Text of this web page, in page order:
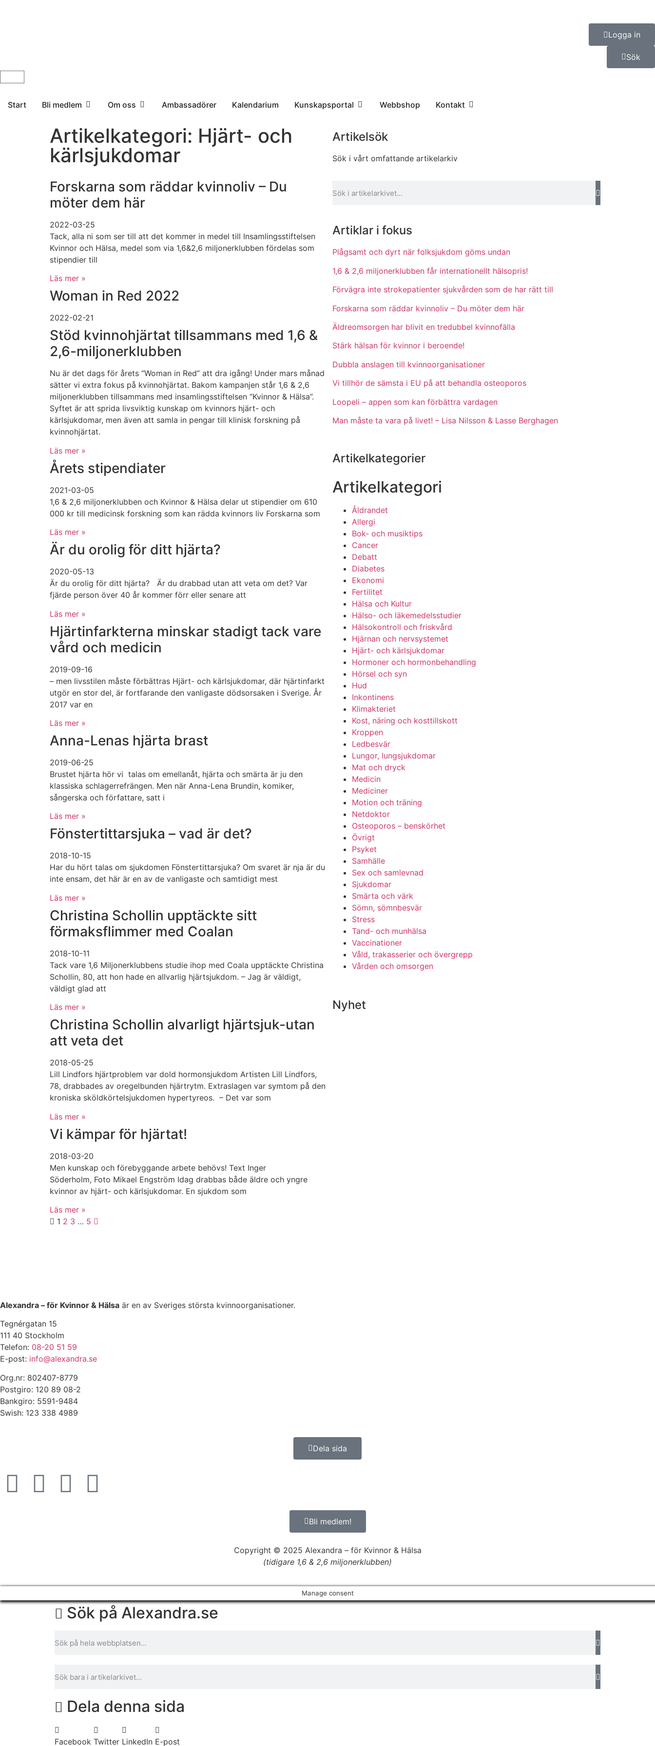
Logga in
Sök
Start Bli medlem Om oss Ambassadörer Kalendarium Kunskapsportal Webbshop Kontakt
Artikelkategori: Hjärt- och
kärlsjukdomar
Forskarna som räddar kvinnoliv – Du
möter dem här
2022-03-25
Tack, alla ni som ser till att det kommer in medel till Insamlingsstiftelsen
Kvinnor och Hälsa, medel som via 1,6&2,6 miljonerklubben fördelas som
stipendier till
Läs mer »
Woman in Red 2022
2022-02-21
Stöd kvinnohjärtat tillsammans med 1,6 &
2,6-miljonerklubben
Nu är det dags för årets “Woman in Red” att dra igång! Under mars månad
sätter vi extra fokus på kvinnohjärtat. Bakom kampanjen står 1,6 & 2,6
miljonerklubben tillsammans med insamlingsstiftelsen “Kvinnor & Hälsa”.
Syftet är att sprida livsviktig kunskap om kvinnors hjärt- och
kärlsjukdomar, men även att samla in pengar till klinisk forskning på
kvinnohjärtat.
Läs mer »
Årets stipendiater
2021-03-05
1,6 & 2,6 miljonerklubben och Kvinnor & Hälsa delar ut stipendier om 610
000 kr till medicinsk forskning som kan rädda kvinnors liv Forskarna som
Läs mer »
Är du orolig för ditt hjärta?
2020-05-13
Är du orolig för ditt hjärta? Är du drabbad utan att veta om det? Var
fjärde person över 40 år kommer förr eller senare att
Läs mer »
Hjärtinfarkterna minskar stadigt tack vare
vård och medicin
2019-09-16
– men livsstilen måste förbättras Hjärt- och kärlsjukdomar, där hjärtinfarkt
utgör en stor del, är fortfarande den vanligaste dödsorsaken i Sverige. År
2017 var en
Läs mer »
Anna-Lenas hjärta brast
2019-06-25
Brustet hjärta hör vi talas om emellanåt, hjärta och smärta är ju den
klassiska schlagerrefrängen. Men när Anna-Lena Brundin, komiker,
sångerska och författare, satt i
Läs mer »
Fönstertittarsjuka – vad är det?
2018-10-15
Har du hört talas om sjukdomen Fönstertittarsjuka? Om svaret är nja är du
inte ensam, det här är en av de vanligaste och samtidigt mest
Läs mer »
Christina Schollin upptäckte sitt
förmaksflimmer med Coalan
2018-10-11
Tack vare 1,6 Miljonerklubbens studie ihop med Coala upptäckte Christina
Schollin, 80, att hon hade en allvarlig hjärtsjukdom. – Jag är väldigt,
väldigt glad att
Läs mer »
Christina Schollin alvarligt hjärtsjuk-utan
att veta det
2018-05-25
Lill Lindfors hjärtproblem var dold hormonsjukdom Artisten Lill Lindfors,
78, drabbades av oregelbunden hjärtrytm. Extraslagen var symtom på den
kroniska sköldkörtelsjukdomen hypertyreos. – Det var som
Läs mer »
Vi kämpar för hjärtat!
2018-03-20
Men kunskap och förebyggande arbete behövs! Text Inger
Söderholm, Foto Mikael Engström Idag drabbas både äldre och yngre
kvinnor av hjärt- och kärlsjukdomar. En sjukdom som
Läs mer »
1 2 3 … 5
Artikelsök
Sök i vårt omfattande artikelarkiv
Artiklar i fokus
Plågsamt och dyrt när folksjukdom göms undan
1,6 & 2,6 miljonerklubben får internationellt hälsopris!
Förvägra inte strokepatienter sjukvården som de har rätt till
Forskarna som räddar kvinnoliv – Du möter dem här
Äldreomsorgen har blivit en tredubbel kvinnofälla
Stärk hälsan för kvinnor i beroende!
Dubbla anslagen till kvinnoorganisationer
Vi tillhör de sämsta i EU på att behandla osteoporos
Loopeli – appen som kan förbättra vardagen
Man måste ta vara på livet! – Lisa Nilsson & Lasse Berghagen
Artikelkategorier
Artikelkategori
Åldrandet
Allergi
Bok- och musiktips
Cancer
Debatt
Diabetes
Ekonomi
Fertilitet
Hälsa och Kultur
Hälso- och läkemedelsstudier
Hälsokontroll och friskvård
Hjärnan och nervsystemet
Hjärt- och kärlsjukdomar
Hormoner och hormonbehandling
Hörsel och syn
Hud
Inkontinens
Klimakteriet
Kost, näring och kosttillskott
Kroppen
Ledbesvär
Lungor, lungsjukdomar
Mat och dryck
Medicin
Mediciner
Motion och träning
Netdoktor
Osteoporos – benskörhet
Övrigt
Psyket
Samhälle
Sex och samlevnad
Sjukdomar
Smärta och värk
Sömn, sömnbesvär
Stress
Tand- och munhälsa
Vaccinationer
Våld, trakasserier och övergrepp
Vården och omsorgen
Nyhet
Alexandra – för Kvinnor & Hälsa är en av Sveriges största kvinnoorganisationer.
Tegnérgatan 15
111 40 Stockholm
Telefon: 08-20 51 59
E-post: info@alexandra.se
Org.nr: 802407-8779
Postgiro: 120 89 08-2
Bankgiro: 5591-9484
Swish: 123 338 4989
Dela sida
Bli medlem!
Copyright © 2025 Alexandra – för Kvinnor & Hälsa
(tidigare 1,6 & 2,6 miljonerklubben)
Manage consent
Sök på Alexandra.se
Dela denna sida
Facebook Twitter LinkedIn E-post